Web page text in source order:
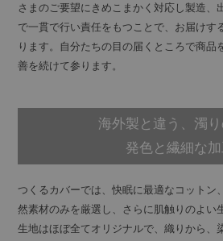
さまのご要望にきめこまかく対応し製造、
で一貫で行い責任をもつことで、お届けす
ります。自分たちの目の届くところで商品
善を続けて参ります。
海外製と違う、濁
発色と繊細な
つくるカバーでは、快眠に最適なコットン
然素材のみを厳選し、さらに肌触りのよい
生地はほぼ全てオリジナルで、織りから、